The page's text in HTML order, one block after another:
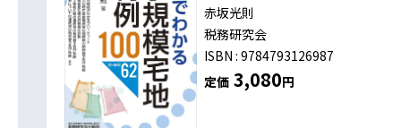
赤坂光則
税務研究会
ISBN : 9784793126987
定価3,080円